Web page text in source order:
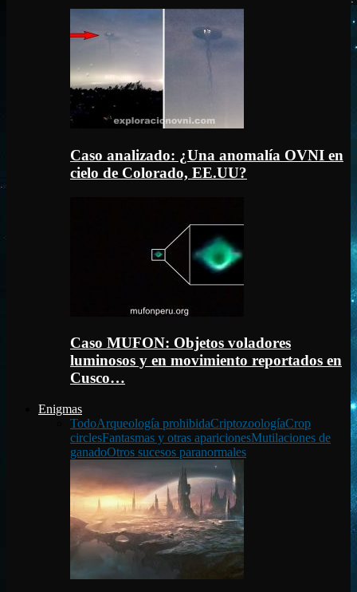
Caso analizado: ¿Una anomalía OVNI en
cielo de Colorado, EE.UU?
Caso MUFON: Objetos voladores
luminosos y en movimiento reportados en
Cusco…
Enigmas
TodoArqueología prohibidaCriptozoologíaCrop
circlesFantasmas y otras aparicionesMutilaciones de
ganadoOtros sucesos paranormales